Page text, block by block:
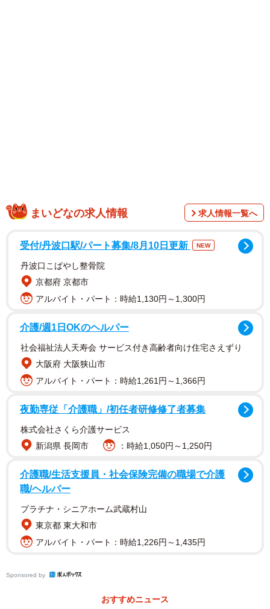
方もいらっしゃるでしょう。フジッコのインスタグラム
オリジナルレシピを公開しています。
余った煮汁の活用レシピ「黒豆パンケーキ」
黒豆を煮汁ごと使ったパンケーキはいかが？※画像はイメージです
（decoplus/stock.adobe.com）
投稿によると、煮汁にも豆の旨みや甘みがたっぷりだそ
う。そんな煮汁を捨てるのは「勿体ない」と、煮汁をより
おいしく有効活用する煮汁の活用レシピとして、「黒豆パ
まいどなの求人情報 求人情報一覧へ
受付/丹波口駅/パート募集/8月10日更新 NEW
丹波口こばやし整骨院
京都府 京都市
アルバイト・パート：時給1,130円～1,300円
介護/週1日OKのヘルパー
社会福祉法人天寿会 サービス付き高齢者向け住宅さえずり
大阪府 大阪狭山市
アルバイト・パート：時給1,261円～1,366円
夜勤専従「介護職」/初任者研修修了者募集
株式会社さくら介護サービス
新潟県 長岡市
：時給1,050円～1,250円
介護職/生活支援員・社会保険完備の職場で介護
職/ヘルパー
プラチナ・シニアホーム武蔵村山
東京都 東大和市
アルバイト・パート：時給1,226円～1,435円
Sponsored by
おすすめニュース